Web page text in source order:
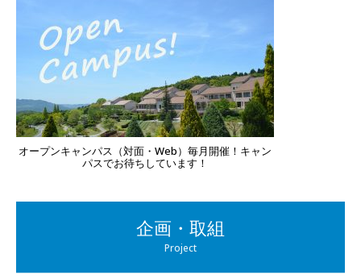
オープンキャンパス（対面・Web）毎月開催！キャン
パスでお待ちしています！
企画・取組
Project